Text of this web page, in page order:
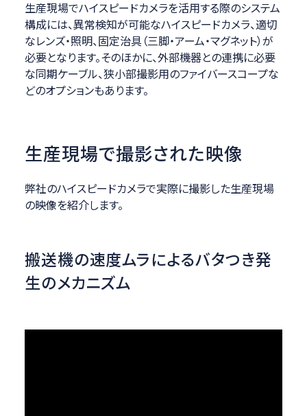
生産現場でハイスピードカメラを活用する際のシステム
構成には、異常検知が可能なハイスピードカメラ、適切
なレンズ・照明、固定治具（三脚・アーム・マグネット）が
必要となります。そのほかに、外部機器との連携に必要
な同期ケーブル、狭小部撮影用のファイバースコープな
どのオプションもあります。
生産現場で撮影された映像
弊社のハイスピードカメラで実際に撮影した生産現場
の映像を紹介します。
搬送機の速度ムラによるバタつき発
生のメカニズム